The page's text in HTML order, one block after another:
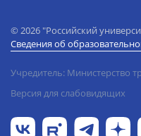
© 2026 "Российский
Сведения об
Учредитель: Министерство
Версия для слабовидящих